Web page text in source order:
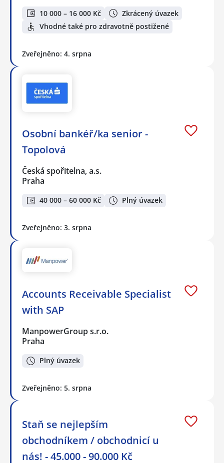
10 000 – 16 000 Kč
Zkrácený úvazek
Vhodné také pro zdravotně postižené
Zveřejněno: 4. srpna
Osobní bankéř/ka senior -
Topolová
Česká spořitelna, a.s.
Praha
40 000 – 60 000 Kč Plný úvazek
Zveřejněno: 3. srpna
Accounts Receivable Specialist
with SAP
ManpowerGroup s.r.o.
Praha
Plný úvazek
Zveřejněno: 5. srpna
Staň se nejlepším
obchodníkem / obchodnicí u
nás! - 45.000 - 90.000 Kč